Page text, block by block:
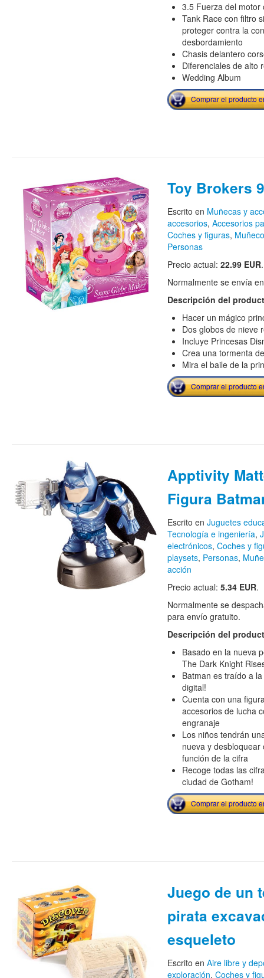
3.5 Fuerza del
Tank Race con filtro
proteger contra la
desbordamiento
Chasis delantero
Diferenciales de alto
Wedding Album
Comprar el producto
Toy Brokers
Escrito en Muñecas y
accesorios, Accesorios
Coches y figuras,
Personas
Precio actual: 22.99 EUR.
Normalmente se envía
Descripción del
Hacer un mágico
Dos globos de nieve
Incluye Princesas
Crea una tormenta
Mira el baile de la
Comprar el producto
Apptivity
Figura
Escrito en Juguetes
Tecnología e ingeniería,
electrónicos, Coches y
playsets, Personas,
acción
Precio actual: 5.34 EUR.
Normalmente se
para envío gratuito.
Descripción del
Basado en la nueva
The Dark Knight
Batman es traído a
digital!
Cuenta con una
accesorios de lucha
engranaje
Los niños tendrán
nueva y
función de la cifra
Recoge todas las
ciudad de Gotham!
Comprar el producto
Juego de un
pirata
esqueleto
Escrito en Aire libre y
exploración, Coches y